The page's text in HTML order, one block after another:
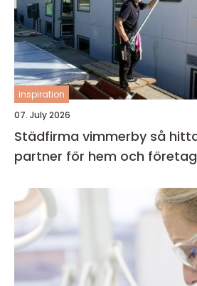
inspiration
07. July 2026
Städfirma vimmerby så hittar du rätt
partner för hem och företag